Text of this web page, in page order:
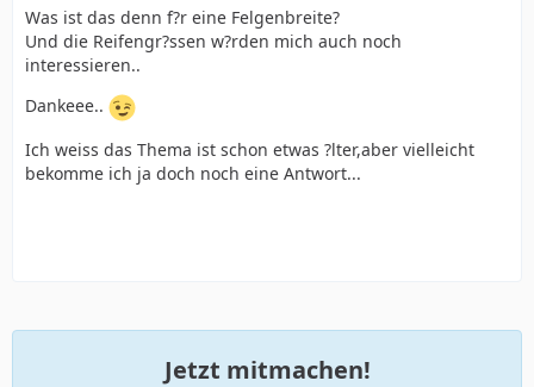
Was ist das denn f?r eine Felgenbreite?
Und die Reifengr?ssen w?rden mich auch noch
interessieren..
Dankeee..
Ich weiss das Thema ist schon etwas ?lter,aber vielleicht
bekomme ich ja doch noch eine Antwort...
Jetzt mitmachen!